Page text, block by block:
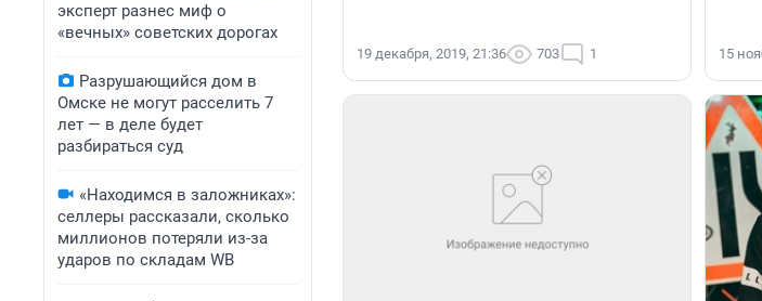
эксперт разнес миф о
«вечных» советских дорогах
Разрушающийся дом в
Омске не могут расселить 7
лет — в деле будет
разбираться суд
«Находимся в заложниках»:
селлеры рассказали, сколько
миллионов потеряли из-за
ударов по складам WB
19 декабря, 2019, 21:36 703 1 15